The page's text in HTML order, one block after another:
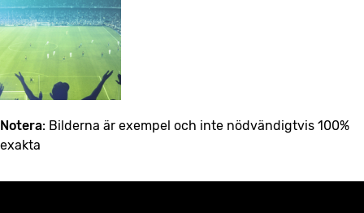
Notera: Bilderna är exempel och inte nödvändigtvis 100%
exakta